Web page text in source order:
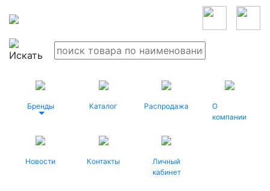
Бренды Каталог Распродажа
О
компании
Новости Контакты
Личный
кабинет